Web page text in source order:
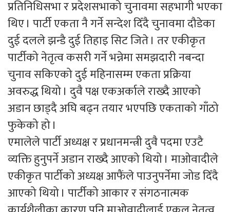
प्रतिनिधिसभा र प्रदेशसभाको चुनावमा सहभागी भएका
थिए । पार्टी एकता नै गर्ने सन्देश दिँदै चुनावमा दौडेका
दुई दलले झन्डै दुई तिहाइ सिट जिते । तर एकीकृत
पार्टीको नेतृत्व कसरी गर्ने भन्नेमा समझदारी नबन्दा
चुनाव सकिएको दुई महिनासम्म एकता प्रक्रिया
अवरुद्ध थियो । दुवै पक्ष एकअर्काले राख्दै आएको
अडान छाड्दै अघि बढ्न तयार भएपछि एकताको गाँठो
फुकेको हो ।
एमालेले पार्टी अध्यक्ष र प्रधानमन्त्री दुवै पदमा एउटै
व्यक्ति हुनुपर्ने अडान राख्दै आएको थियो । माओवादीले
एकीकृत पार्टीको अध्यक्ष आफैंले पाउनुपर्नेमा जोड दिँदै
आएको थियो । पार्टीको आकार र संगठनात्मक